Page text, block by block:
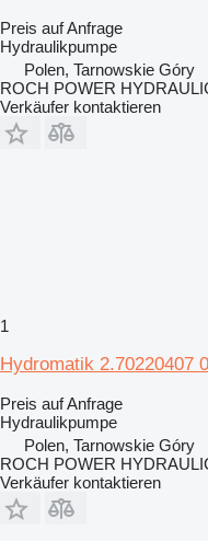
Preis auf Anfrage
Hydraulikpumpe
Polen, Tarnowskie Góry
ROCH POWER
Verkäufer kontaktieren
1
Hydromatik 2.70220407
Preis auf Anfrage
Hydraulikpumpe
Polen, Tarnowskie Góry
ROCH POWER
Verkäufer kontaktieren